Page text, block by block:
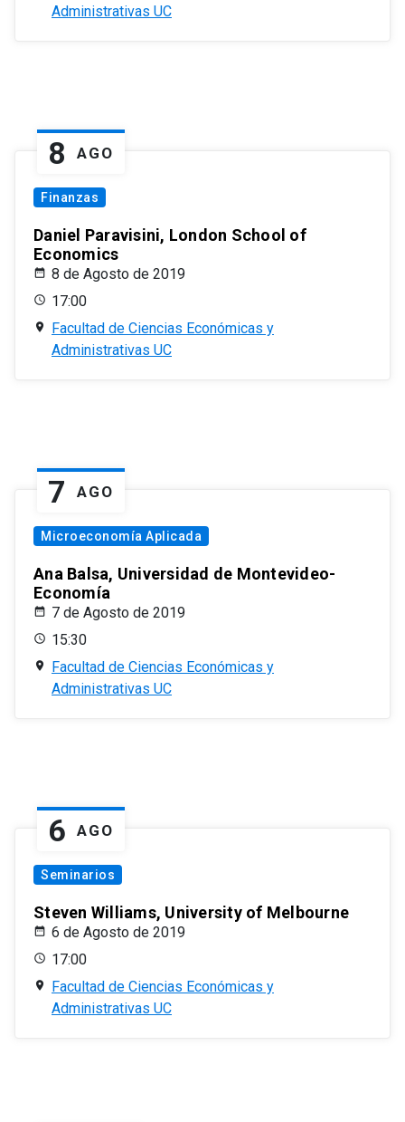
Administrativas UC
8 AGO
Finanzas
Daniel Paravisini, London School of
Economics
8 de Agosto de 2019
17:00
Facultad de Ciencias Económicas y
Administrativas UC
7 AGO
Microeconomía Aplicada
Ana Balsa, Universidad de Montevideo-
Economía
7 de Agosto de 2019
15:30
Facultad de Ciencias Económicas y
Administrativas UC
6 AGO
Seminarios
Steven Williams, University of Melbourne
6 de Agosto de 2019
17:00
Facultad de Ciencias Económicas y
Administrativas UC